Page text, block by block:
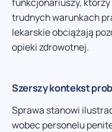
trudnych warunkach
lekarskie obciążają
opieki zdrowotnej.
Szerszy kontekst
Sprawa stanowi
wobec personelu